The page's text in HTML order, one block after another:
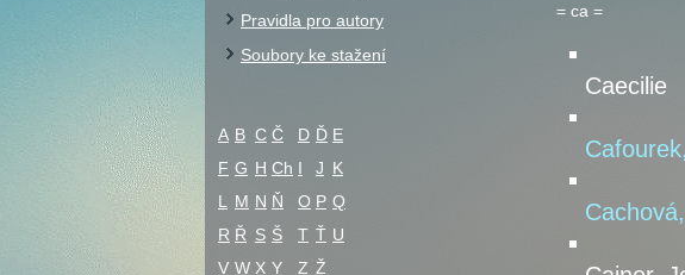
Pravidla pro autory
Soubory ke stažení
A B C Č D Ď E
F G H Ch I J K
L
M N Ň O P Q
R Ř S Š T Ť U
V W X Y Z Ž
= ca =
Caecilie